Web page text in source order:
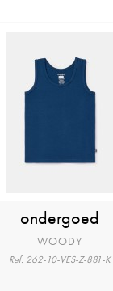
ondergoed
WOODY
Ref: 262-10-VES-Z-881-K